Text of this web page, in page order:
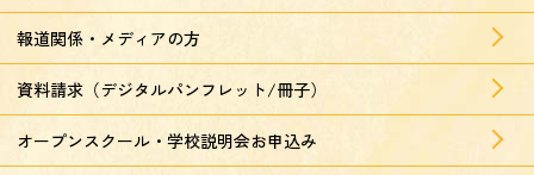
報道関係・メディアの方
資料請求（デジタルパンフレット/冊子）
オープンスクール・学校説明会お申込み